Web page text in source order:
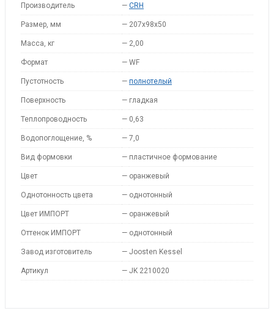
Производитель — CRH
Размер, мм — 207x98x50
Масса, кг — 2,00
Формат — WF
Пустотность — полнотелый
Поверхность — гладкая
Теплопроводность — 0,63
Водопоглощение, % — 7,0
Вид формовки — пластичное формование
Цвет — оранжевый
Однотонность цвета — однотонный
Цвет ИМПОРТ — оранжевый
Оттенок ИМПОРТ — однотонный
Завод изготовитель — Joosten Kessel
Артикул — JK 2210020